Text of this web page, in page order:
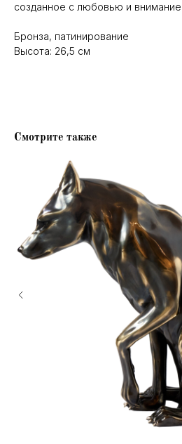
созданное с любовью и
Бронза, патинирование
Высота: 26,5 см
Смотрите также
Станьте нашим подписчиком,